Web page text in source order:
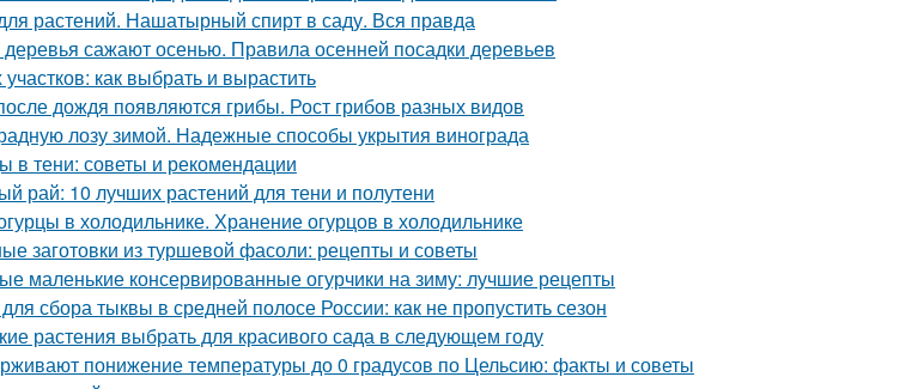
растений. Нашатырный спирт в саду. Вся правда
сажают осенью. Правила осенней посадки деревьев
как выбрать и вырастить
дождя появляются грибы. Рост грибов разных видов
лозу зимой. Надежные способы укрытия винограда
в тени: советы и рекомендации
рай: 10 лучших растений для тени и полутени
в холодильнике. Хранение огурцов в холодильнике
заготовки из туршевой фасоли: рецепты и советы
маленькие консервированные огурчики на зиму: лучшие рецепты
сбора тыквы в средней полосе России: как не пропустить сезон
растения выбрать для красивого сада в следующем году
понижение температуры до 0 градусов по Цельсию: факты и советы